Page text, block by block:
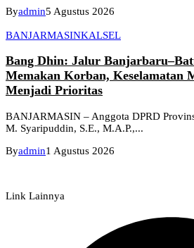
Byadmin5 Agustus 2026
BANJARMASINKALSEL
Bang Dhin: Jalur
Memakan Korban, Keselamatan
Menjadi Prioritas
BANJARMASIN – Anggota DPRD
M. Syaripuddin, S.E., M.A.P.,...
Byadmin1 Agustus 2026
Link Lainnya